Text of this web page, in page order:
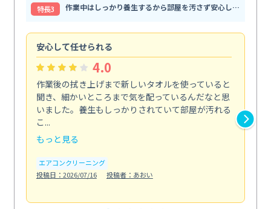
特⻑3
作業中はしっかり養生するから部屋を汚さず安心して任せられる
安心して任せられる
4.0
作業後の拭き上げまで新しいタオルを使っていると
聞き、細かいところまで気を配っているんだなと思
いました。養生もしっかりされていて部屋が汚れる
こ...
もっと見る
エアコンクリーニング
投稿日：2026/07/16
投稿者：あおい